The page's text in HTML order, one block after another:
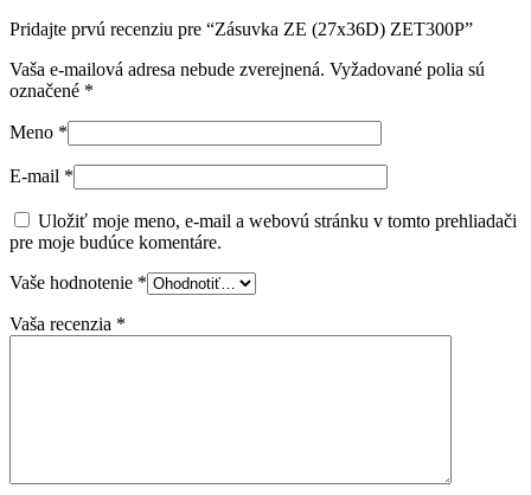
Pridajte prvú recenziu pre “Zásuvka ZE (27x36D) ZET300P”
Vaša e-mailová adresa nebude zverejnená. Vyžadované polia sú
označené *
Meno *
E-mail *
Uložiť moje meno, e-mail a webovú stránku v tomto prehliadači
pre moje budúce komentáre.
Vaše hodnotenie *
Vaša recenzia *